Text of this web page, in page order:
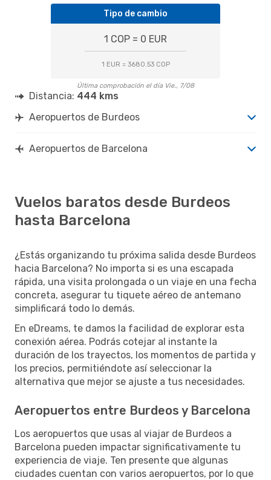
Tipo de cambio
1 COP = 0 EUR
1 EUR = 3680.53 COP
Última comprobación el día Vie., 7/08
Distancia: 444 kms
Aeropuertos de Burdeos
Aeropuertos de Barcelona
Vuelos baratos desde Burdeos
hasta Barcelona
¿Estás organizando tu próxima salida desde Burdeos
hacia Barcelona? No importa si es una escapada
rápida, una visita prolongada o un viaje en una fecha
concreta, asegurar tu tiquete aéreo de antemano
simplificará todo lo demás.
En eDreams, te damos la facilidad de explorar esta
conexión aérea. Podrás cotejar al instante la
duración de los trayectos, los momentos de partida y
los precios, permitiéndote así seleccionar la
alternativa que mejor se ajuste a tus necesidades.
Aeropuertos entre Burdeos y Barcelona
Los aeropuertos que usas al viajar de Burdeos a
Barcelona pueden impactar significativamente tu
experiencia de viaje. Ten presente que algunas
ciudades cuentan con varios aeropuertos, por lo que